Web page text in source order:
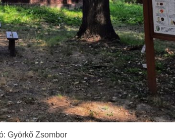
Györkő Zsombor